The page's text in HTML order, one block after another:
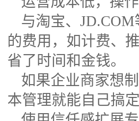
与淘宝、
的费用，如计费、
省了时间和金钱。
如果企业商家想
本管理就能自己搞